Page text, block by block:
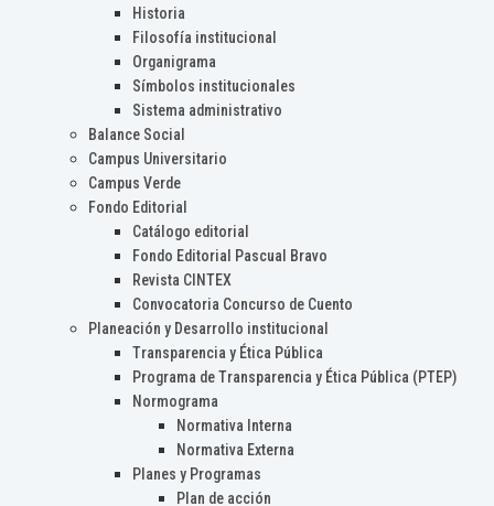
Historia
Filosofía institucional
Organigrama
Símbolos institucionales
Sistema administrativo
Balance Social
Campus Universitario
Campus Verde
Fondo Editorial
Catálogo editorial
Fondo Editorial Pascual Bravo
Revista CINTEX
Convocatoria Concurso de Cuento
Planeación y Desarrollo institucional
Transparencia y Ética Pública
Programa de Transparencia y Ética Pública (PTEP)
Normograma
Normativa Interna
Normativa Externa
Planes y Programas
Plan de acción